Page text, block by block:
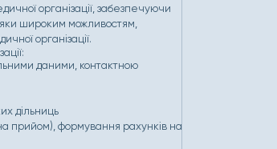
організації, забезпечуючи
широким можливостям,
організації.
даними, контактною
дільниць
прийом), формування рахунків на